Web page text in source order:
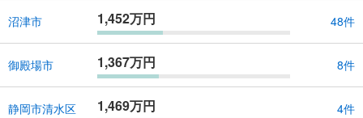
沼津市 1,452万円 48件
御殿場市 1,367万円 8件
静岡市清水区 1,469万円 4件